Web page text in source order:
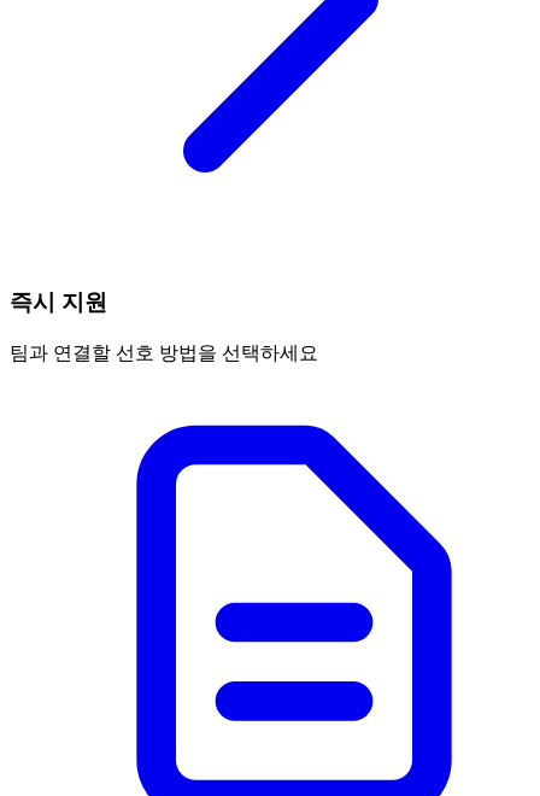
즉시 지원
팀과 연결할 선호 방법을 선택하세요